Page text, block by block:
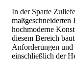
In der Sparte
maßgeschneiderten
hochmoderne
diesem Bereich
Anforderungen
einschließlich der